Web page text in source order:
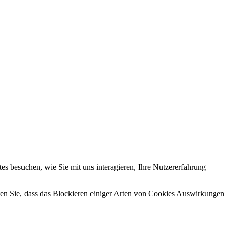
besuchen, wie Sie mit uns interagieren, Ihre Nutzererfahrung
Sie, dass das Blockieren einiger Arten von Cookies Auswirkungen